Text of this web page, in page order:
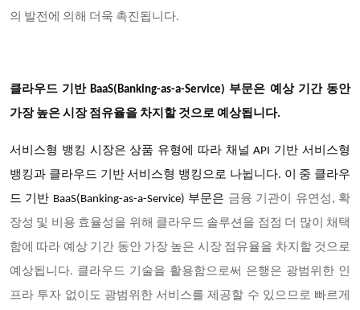
의 발전에 의해 더욱 촉진됩니다.
클라우드 기반 BaaS(Banking-as-a-Service) 부문은 예상 기간 동안
가장 높은 시장 점유율을 차지할 것으로 예상됩니다.
서비스형 뱅킹 시장은 상품 유형에 따라 채널 API 기반 서비스형
뱅킹과 클라우드 기반 서비스형 뱅킹으로 나뉩니다. 이 중 클라우
드 기반 BaaS(Banking-as-a-Service) 부문은 금융 기관이 유연성, 확
장성 및 비용 효율성을 위해 클라우드 솔루션을 점점 더 많이 채택
함에 따라 예상 기간 동안 가장 높은 시장 점유율을 차지할 것으로
예상됩니다. 클라우드 기술을 활용함으로써 은행은 광범위한 인
프라 투자 없이도 광범위한 서비스를 제공할 수 있으므로 빠르게